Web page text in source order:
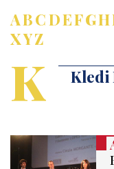
ABCDEFGH
XYZ
K Kledi